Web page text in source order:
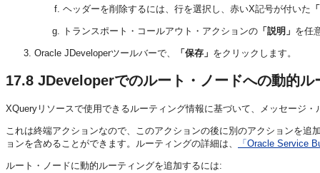
ヘッダーを削除するには、行を選択し、赤いX記号が付いた
トランスポート・コールアウト・アクションの 「説明」 を任
Oracle JDeveloperツールバーで、 「保存」 をクリックします。
17.8 JDeveloperでのルート・ノードへの動的ル
XQueryリソースで使用できるルーティング情報に基づいて、メッセージ・
これは終端アクションなので、このアクションの後に別のアクションを
ョンを含めることができます。ルーティングの詳細は、
「Oracle Service
ルート・ノードに動的ルーティングを追加するには: